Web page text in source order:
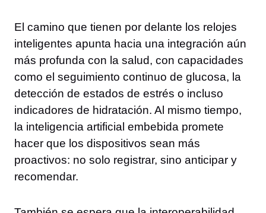
El camino que tienen por delante los relojes
inteligentes apunta hacia una integración aún
más profunda con la salud, con capacidades
como el seguimiento continuo de glucosa, la
detección de estados de estrés o incluso
indicadores de hidratación. Al mismo tiempo,
la inteligencia artificial embebida promete
hacer que los dispositivos sean más
proactivos: no solo registrar, sino anticipar y
recomendar.